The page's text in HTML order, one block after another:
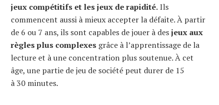
jeux compétitifs et les jeux de rapidité.Ils
commencent aussi à mieux accepter la défaite. À partir
de 6 ou 7 ans, ils sont capables de jouer à desjeux aux
règles plus complexes grâce à l’apprentissage de la
lecture et à une concentration plus soutenue. À cet
âge, une partie de jeu de société peut durer de 15
à 30 minutes.